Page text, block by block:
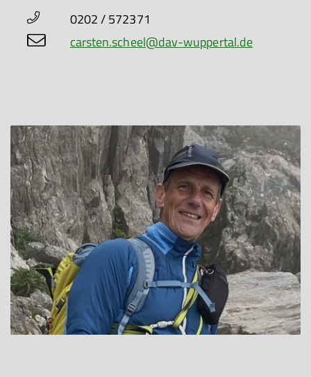
0202 / 572371
carsten.scheel@dav-wuppertal.de